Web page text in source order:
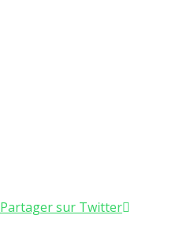
Partager sur Twitter